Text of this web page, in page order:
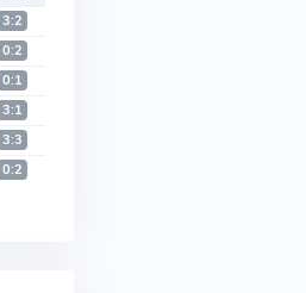
3:2
0:2
0:1
3:1
3:3
0:2